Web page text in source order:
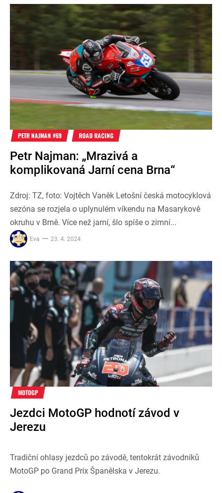
PETR NAJMAN #69 ROAD RACING
Petr Najman: „Mrazivá a
komplikovaná Jarní cena Brna“
Zdroj: TZ, foto: Vojtěch Vaněk Letošní česká motocyklová
sezóna se rozjela o uplynulém víkendu na Masarykově
okruhu v Brně. Více než jarní, šlo spíše o zimní...
Eva 23. 4. 2024
MOTOGP
Jezdci MotoGP hodnotí závod v
Jerezu
Tradiční ohlasy jezdců po závodě, tentokrát závodníků
MotoGP po Grand Prix Španělska v Jerezu.